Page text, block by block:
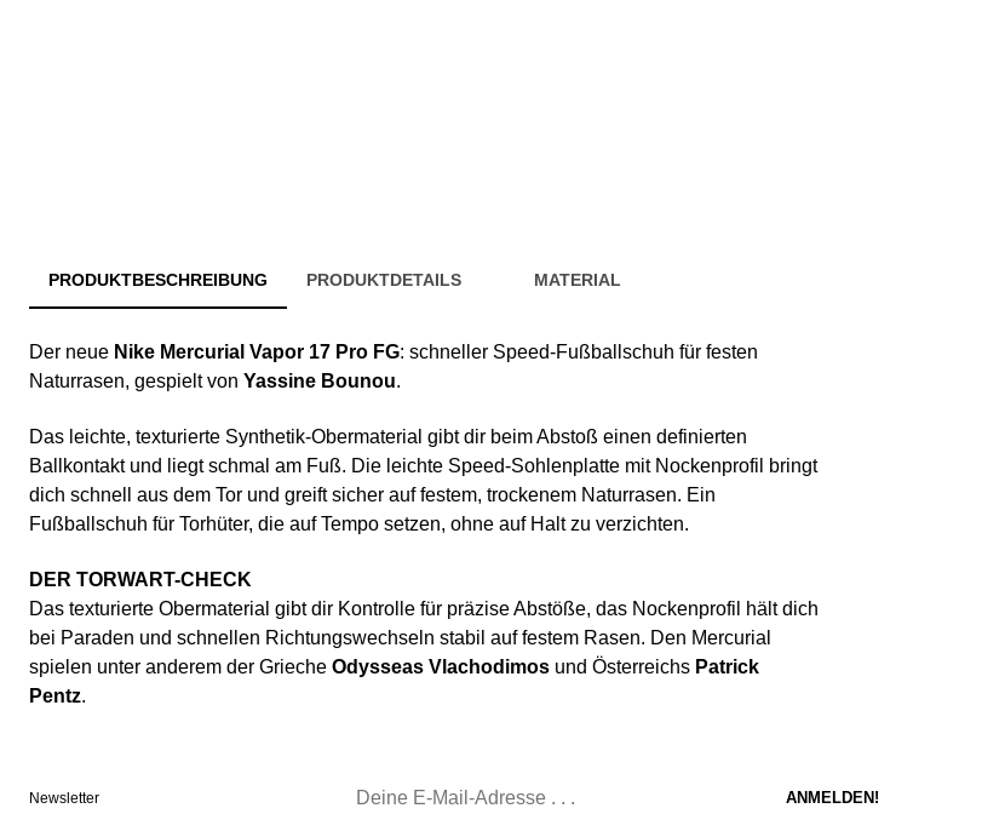
PRODUKTBESCHREIBUNG PRODUKTDETAILS MATERIAL
Der neue Nike Mercurial Vapor 17 Pro FG: schneller Speed-Fußballschuh für festen
Naturrasen, gespielt von Yassine Bounou.
Das leichte, texturierte Synthetik-Obermaterial gibt dir beim Abstoß einen definierten
Ballkontakt und liegt schmal am Fuß. Die leichte Speed-Sohlenplatte mit Nockenprofil bringt
dich schnell aus dem Tor und greift sicher auf festem, trockenem Naturrasen. Ein
Fußballschuh für Torhüter, die auf Tempo setzen, ohne auf Halt zu verzichten.
DER TORWART-CHECK
Das texturierte Obermaterial gibt dir Kontrolle für präzise Abstöße, das Nockenprofil hält dich
bei Paraden und schnellen Richtungswechseln stabil auf festem Rasen. Den Mercurial
spielen unter anderem der Grieche Odysseas Vlachodimos und Österreichs Patrick
Pentz.
Newsletter